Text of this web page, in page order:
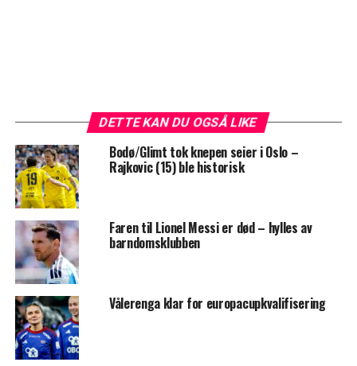
DETTE KAN DU OGSÅ LIKE
Bodø/Glimt tok knepen seier i Oslo –
Rajkovic (15) ble historisk
Faren til Lionel Messi er død – hylles av
barndomsklubben
Vålerenga klar for europacupkvalifisering